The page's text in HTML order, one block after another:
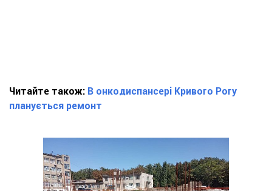
Читайте також: В онкодиспансері Кривого Рогу
планується ремонт